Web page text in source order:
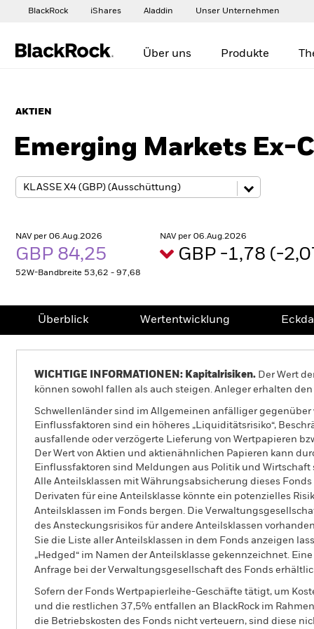
BlackRock iShares Aladdin Unser Unternehmen
Über uns Produkte
AKTIEN
Emerging Markets Ex-
NAV per 06.Aug.2026
GBP 84,25
52W-Bandbreite 53,62 - 97,68
NAV per 06.Aug.2026
GBP -1,78 (-
Überblick Wertentwicklung
WICHTIGE INFORMATIONEN: Kapitalrisiken. Der Wert
können sowohl fallen als auch steigen. Anleger erhalten
Schwellenländer sind im Allgemeinen anfälliger
Einflussfaktoren sind ein höheres „Liquiditätsrisiko“,
ausfallende oder verzögerte Lieferung von Wertpapieren
Der Wert von Aktien und aktienähnlichen Papieren kann
Einflussfaktoren sind Meldungen aus Politik und
Alle Anteilsklassen mit Währungsabsicherung dieses
Derivaten für eine Anteilsklasse könnte ein potenzielles
Anteilsklassen im Fonds bergen. Die
des Ansteckungsrisikos für andere Anteilsklassen
Sie die Liste aller Anteilsklassen in dem Fonds anzeigen
„Hedged“ im Namen der Anteilsklasse gekennzeichnet.
Anfrage bei der Verwaltungsgesellschaft des Fonds
Sofern der Fonds Wertpapierleihe-Geschäfte tätigt, um
und die restlichen 37,5% entfallen an BlackRock im
die Betriebskosten des Fonds nicht verteuern, sind diese